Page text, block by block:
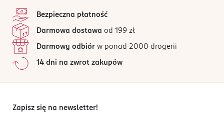
Nuty bazy:żywica, piżmo
Kod EAN
6 291108 737101Wszystkie opinie są zweryfikowane zakupem.
4
0%
2
Bezpieczna płatność
Darmowa dostawa od 199 zł
Darmowy odbiór w ponad 2000 drogerii
14 dni na zwrot zakupów
Zapisz się na newsletter!